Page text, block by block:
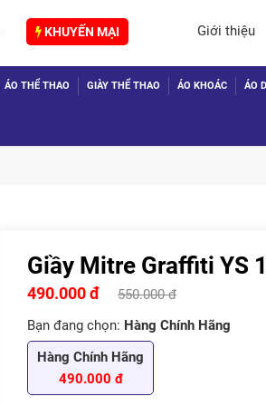
KHUYẾN MẠI Giới thiệu
ÁO THỂ THAO GIÀY THỂ THAO ÁO KHOÁC ÁO
TIẾP
Giầy Mitre Graffiti YS
490.000 đ 550.000 đ
Bạn đang chọn: Hàng Chính Hãng
Hàng Chính Hãng
490.000 đ